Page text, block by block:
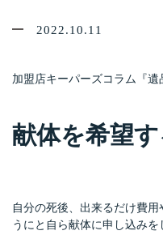
2022.10.11
加盟店キーパーズコラム『遺
献体を希望
自分の死後、出来るだけ費
うにと自ら献体に申し込み